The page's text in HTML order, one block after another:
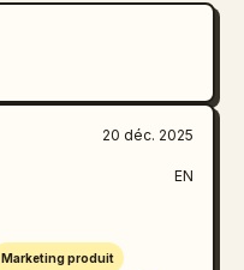
20 déc. 2025
EN
Marketing produit